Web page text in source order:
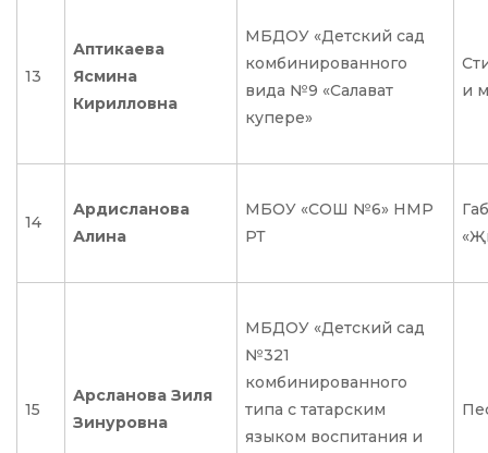
13
Аптикаева
Ясмина
Кирилловна
МБДОУ «Детский сад
комбинированного
вида №9 «Салават
купере»
и
14
Ардисланова
Алина
МБОУ «СОШ №6» НМР
РТ
15
Арсланова Зиля
Зинуровна
МБДОУ «Детский сад
№321
комбинированного
типа с татарским
языком воспитания и